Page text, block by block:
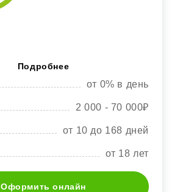
Подробнее
от 0% в день
2 000 - 70 000₽
от 10 до 168 дней
от 18 лет
Оформить онлайн